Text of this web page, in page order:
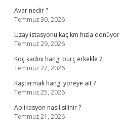
Avar nedir ?
Temmuz 30, 2026
Uzay istasyonu kaç km hızla dönüyor
Temmuz 29, 2026
Koç kadını hangi burç erkekle ?
Temmuz 27, 2026
Kaştarmak hangi yöreye ait ?
Temmuz 25, 2026
Aplikasyon nasıl silinir ?
Temmuz 21, 2026